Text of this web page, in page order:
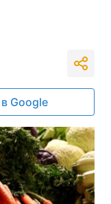
Google